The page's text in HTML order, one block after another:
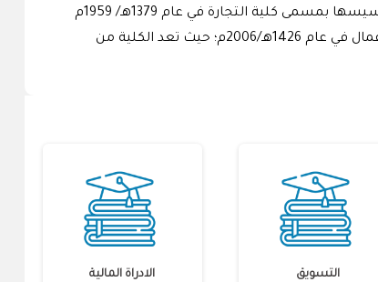
تعد كلية إدارة الأعمال من الكلية الرائدة في مجال الإدارة والأعمال على المستوى المحلي والإقليمي. ومرت الكلية بعدد من المراحل منذ تأسيسها بمسمى كلية التجارة في عام 1379هـ/ 1959م
كأول كلية في مجال إدارة الأعمال في المملكة، ومن ثم تغيير مسمى الكلية إلى كلية العلوم الإدارية في 1399هـ/1979م، ولاحقاً كلية إدارة الأعمال في عام 1426هـ/2006م؛ حيث تعد الكلية من
التسويق الادراة المالية